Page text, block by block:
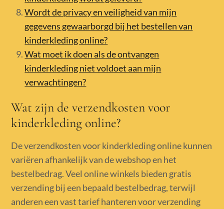
Wordt de privacy en veiligheid van mijn
gegevens gewaarborgd bij het bestellen van
kinderkleding online?
Wat moet ik doen als de ontvangen
kinderkleding niet voldoet aan mijn
verwachtingen?
Wat zijn de verzendkosten voor
kinderkleding online?
De verzendkosten voor kinderkleding online kunnen
variëren afhankelijk van de webshop en het
bestelbedrag. Veel online winkels bieden gratis
verzending bij een bepaald bestelbedrag, terwijl
anderen een vast tarief hanteren voor verzending